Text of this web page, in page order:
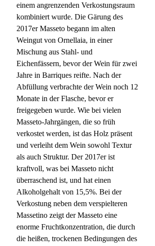
einem angrenzenden Verkostungsraum
kombiniert wurde. Die Gärung des
2017er Masseto begann im alten
Weingut von Ornellaia, in einer
Mischung aus Stahl- und
Eichenfässern, bevor der Wein für zwei
Jahre in Barriques reifte. Nach der
Abfüllung verbrachte der Wein noch 12
Monate in der Flasche, bevor er
freigegeben wurde. Wie bei vielen
Masseto-Jahrgängen, die so früh
verkostet werden, ist das Holz präsent
und verleiht dem Wein sowohl Textur
als auch Struktur. Der 2017er ist
kraftvoll, was bei Masseto nicht
überraschend ist, und hat einen
Alkoholgehalt von 15,5%. Bei der
Verkostung neben dem verspielteren
Massetino zeigt der Masseto eine
enorme Fruchtkonzentration, die durch
die heißen, trockenen Bedingungen des